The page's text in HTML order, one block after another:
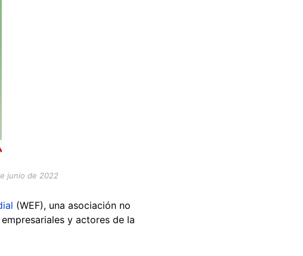
junio de 2022
(WEF), una asociación no
y actores de la